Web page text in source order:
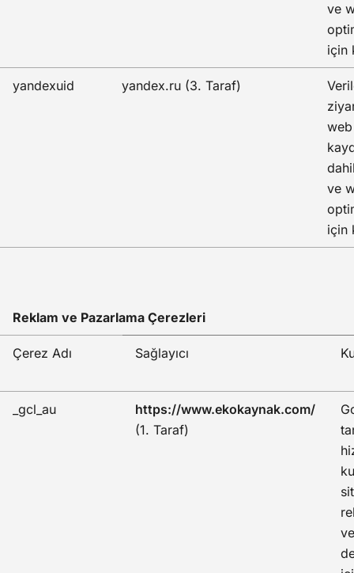
ve
için
yandexuid yandex.ru (3. Taraf)
ve
için
Reklam ve Pazarlama Çerezleri
Çerez Adı Sağlayıcı
_gcl_au
https://www.ekokaynak.com/
(1. Taraf)